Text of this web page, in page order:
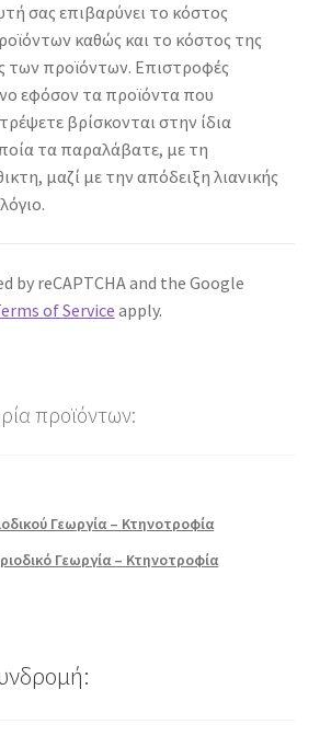
σας επιβαρύνει το κόστος
καθώς και το κόστος της
των προϊόντων. Επιστροφές
εφόσον τα προϊόντα που
βρίσκονται στην ίδια
τα παραλάβατε, με τη
μαζί με την απόδειξη λιανικής
by reCAPTCHA and the Google
of Service apply.
προϊόντων:
Γεωργία – Κτηνοτροφία
Γεωργία – Κτηνοτροφία